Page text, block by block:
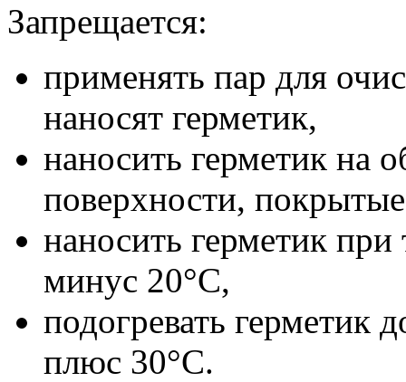
Запрещается:
применять пар для
наносят герметик,
наносить герметик на
поверхности,
наносить герметик
минус 20°С,
подогревать
плюс 30°С.